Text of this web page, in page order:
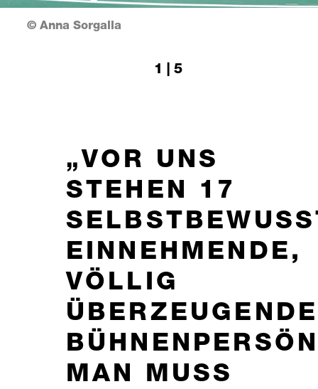
© Anna Sorgalla
1 | 5
VOR UNS
STEHEN 17
EINNEHMENDE,
VÖLLIG
ÜBERZEUGENDE
MAN MUSS